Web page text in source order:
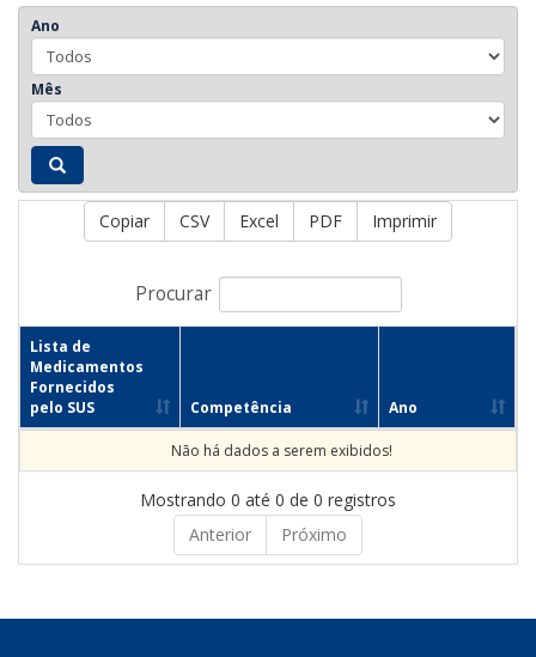
Ano
Mês
Copiar CSV Excel PDF Imprimir
Procurar
Lista de
Medicamentos
Fornecidos
pelo SUS
Competência Ano
Não há dados a serem exibidos!
Mostrando 0 até 0 de 0 registros
Anterior
Próximo